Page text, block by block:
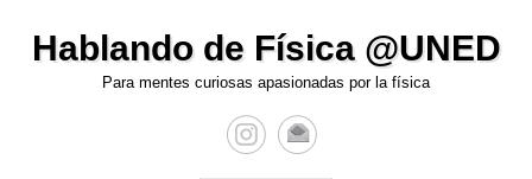
Hablando de Física @UNED
Para mentes curiosas apasionadas por la física